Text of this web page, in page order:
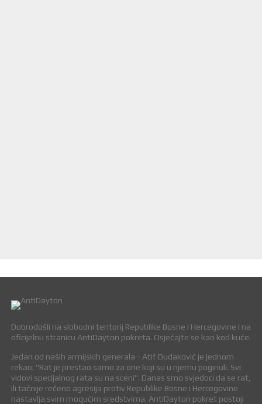
Dobrodošli na slobodni teritorij Republike Bosne i Hercegovine i na
oficijelnu stranicu AntiDayton pokreta. Osjećajte se kao kod kuće.
Jedan od naših armijskih generala - Atif Dudaković je jednom
rekao: "Rat je prestao samo za one koji su u njemu poginuli. Svi
vidovi specijalnog rata su na sceni". Danas smo svjedoci da se rat,
ili tačnije rečeno agresija protiv Republike Bosne i Hercegovine
nastavlja svim mogućim sredstvima. AntiDayton pokret postoji